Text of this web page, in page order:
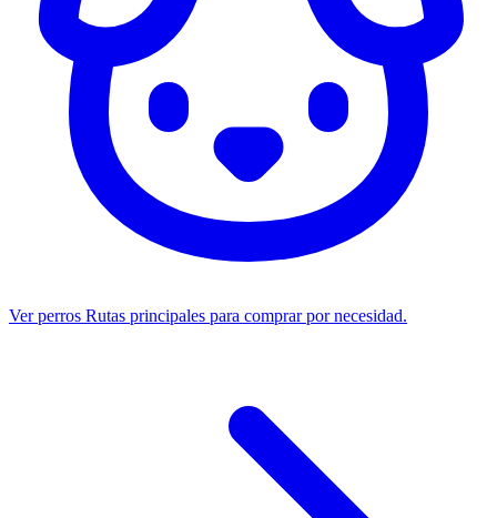
Ver perros Rutas principales para comprar por necesidad.